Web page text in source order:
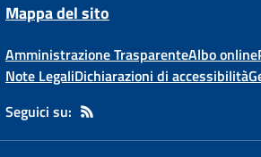
Mappa del sito
Amministrazione TrasparenteAlbo online
Note LegaliDichiarazioni di accessibilità
Seguici su: